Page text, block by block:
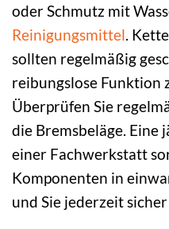
oder Schmutz mit
Reinigungsmittel.
sollten regelmäßig
reibungslose Funktion
Überprüfen Sie
die Bremsbeläge. Eine
einer Fachwerkstatt
Komponenten in
und Sie jederzeit